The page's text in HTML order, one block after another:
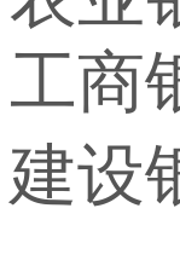
工商
建设